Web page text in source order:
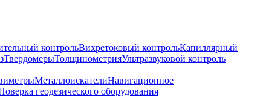
контрольВихретоковый контрольКапиллярный
ТвердомерыТолщинометрияУльтразвуковой контроль
МеталлоискателиНавигационное
геодезического оборудования